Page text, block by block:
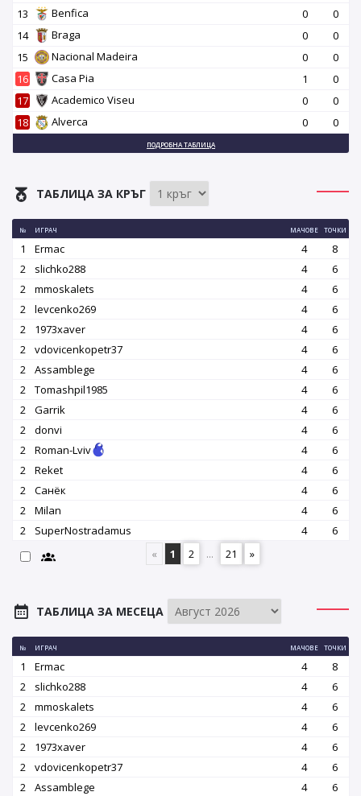
13
Benfica 0
0
14
Braga 0
0
15
Nacional Madeira 0
0
16
Casa Pia 1
0
17
Academico Viseu 0
0
18
Alverca 0 0
ПОДРОБНА ТАБЛИЦА
ТАБЛИЦА ЗА КРЪГ
№ ИГРАЧ МАЧОВЕ ТОЧКИ
1 Ermac 4
8
2
slichko288 4
6
2
mmoskalets 4
6
2
levcenko269 4
6
2
1973xaver 4
6
2
vdovicenkopetr37 4
6
2
Assamblege 4
6
2
Tomashpil1985 4
6
2
Garrik 4
6
2
donvi 4
6
2
Roman-Lviv 4
6
2
Reket 4
6
2
Санёк 4
6
2
Milan 4
6
2
SuperNostradamus 4
6
«
1 2 ... 21 »
ТАБЛИЦА ЗА МЕСЕЦА
№ ИГРАЧ МАЧОВЕ ТОЧКИ
1 Ermac 4
8
2
slichko288 4
6
2
mmoskalets 4
6
2
levcenko269 4
6
2
1973xaver 4
6
2
vdovicenkopetr37 4
6
2
Assamblege 4
6